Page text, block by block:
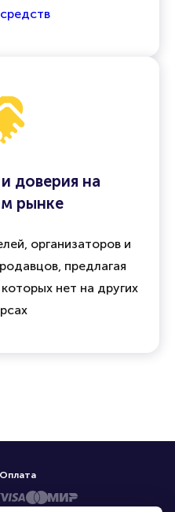
доверия на
рынке
организаторов и
предлагая
нет на других
Оплата